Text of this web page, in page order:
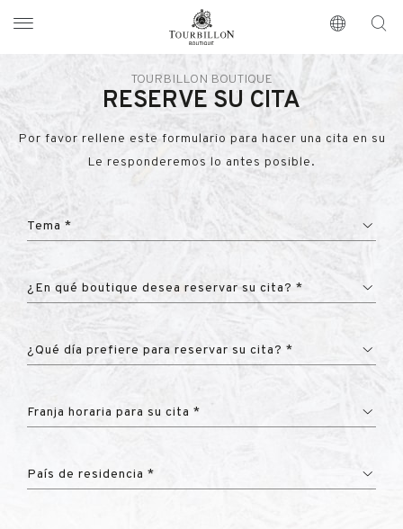
https://www.tourbillon.com/es
TOURBILLON BOUTIQUE
RESERVE SU CITA
Por favor rellene este formulario para hacer una cita en su
Le responderemos lo antes posible.
Tema *
¿En qué boutique desea reservar su cita? *
¿Qué día prefiere para reservar su cita? *
Franja horaria para su cita *
País de residencia *